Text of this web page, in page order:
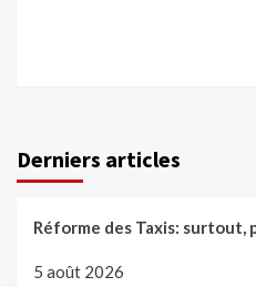
Derniers articles
Réforme des Taxis: surtout,
5 août 2026